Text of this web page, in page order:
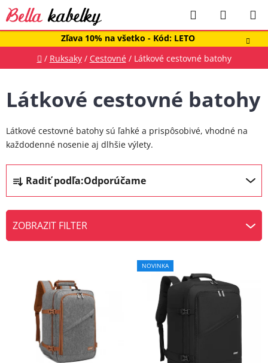
Prejsť
na
obsah
Zľava 10% na všetko - Kód: LETO
Hľadať
KOŠÍK
Domov
/ Ruksaky / Cestovné / Látkové cestovné batohy
Látkové cestovné batohy
Látkové cestovné batohy sú ľahké a prispôsobivé, vhodné na
každodenné nosenie aj dlhšie výlety.
R
a
d
e
n
Radiť podľa:Odporúčame
ZOBRAZIT FILTER
NOVINKA